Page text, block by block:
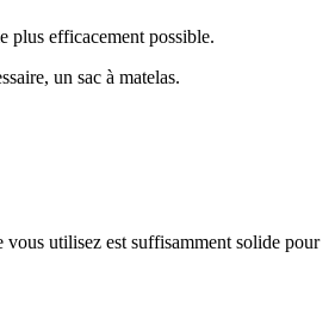
plus efficacement possible.
un sac à matelas.
vous utilisez est suffisamment solide pour